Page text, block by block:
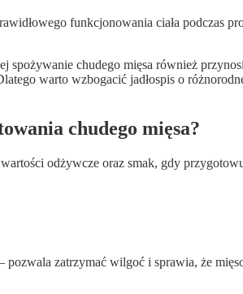
funkcjonowania ciała podczas
spożywanie chudego mięsa również
warto wzbogacić jadłospis o
chudego mięsa?
odżywcze oraz smak, gdy
pozwala zatrzymać wilgoć i sprawia, że